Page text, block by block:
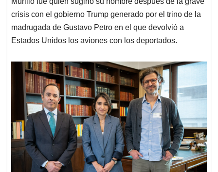
crisis con el gobierno Trump generado por el trino de la
madrugada de Gustavo Petro en el que devolvió a
Estados Unidos los aviones con los deportados.